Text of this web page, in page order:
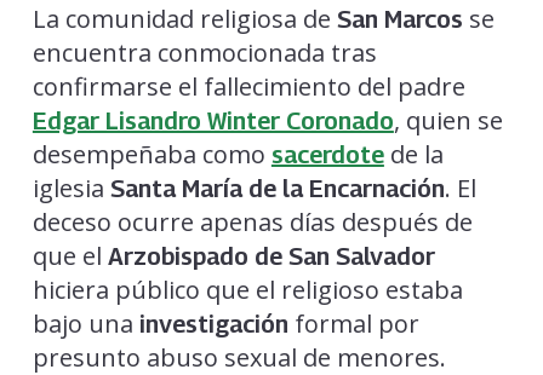
La comunidad religiosa de San Marcos se
encuentra conmocionada tras
confirmarse el fallecimiento del padre
Edgar Lisandro Winter Coronado, quien se
desempeñaba como sacerdotede la
iglesia Santa María de la Encarnación. El
deceso ocurre apenas días después de
que el Arzobispado de San Salvador
hiciera público que el religioso estaba
bajo una investigación formal por
presunto abuso sexual de menores.